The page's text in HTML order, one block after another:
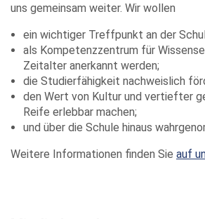
uns gemeinsam weiter. Wir wollen
ein wichtiger Treffpunkt an der
als Kompetenzzentrum für
Zeitalter anerkannt werden;
die Studierfähigkeit nachweislich
den Wert von Kultur und vertiefter
Reife erlebbar machen;
und über die Schule hinaus
Weitere Informationen finden Sie auf